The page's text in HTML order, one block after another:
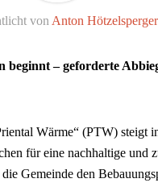
von Anton Hötzelsperger
beginnt – geforderte
Wärme“ (PTW) steigt
für eine nachhaltige und
Gemeinde den